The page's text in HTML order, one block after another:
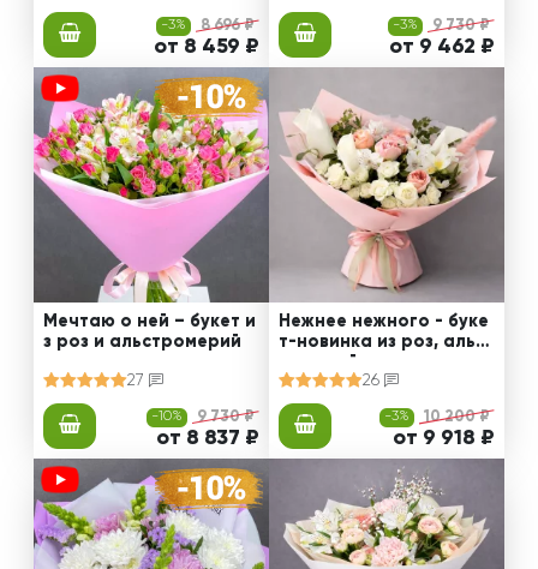
-3% 8 696 ₽
от 8 459 ₽
-3% 9 730 ₽
от 9 462 ₽
Мечтаю о ней – букет и
з роз и альстромерий
27
-10% 9 730 ₽
от 8 837 ₽
Нежнее нежного - буке
т-новинка из роз, альст
ромерий и калл
26
-3% 10 200 ₽
от 9 918 ₽